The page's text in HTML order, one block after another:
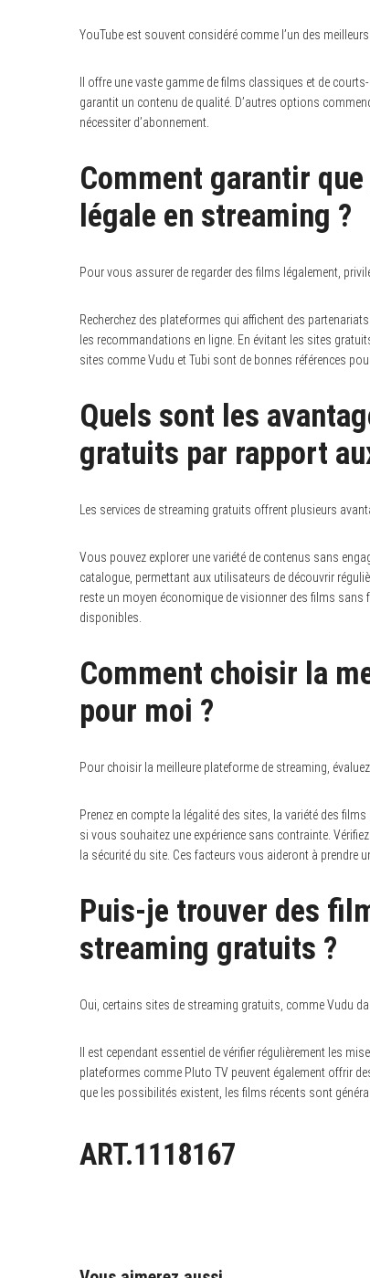
YouTube est souvent considéré comme l’un des
Il offre une vaste gamme de films classiques et de
garantit un contenu de qualité. D’autres options
nécessiter d’abonnement.
Comment garantir
légale en streaming ?
Pour vous assurer de regarder des films légalement,
Recherchez des plateformes qui affichent des
les recommandations en ligne. En évitant les sites
sites comme Vudu et Tubi sont de bonnes références
Quels sont les
gratuits par rapport
Les services de streaming gratuits offrent plusieurs
Vous pouvez explorer une variété de contenus sans
catalogue, permettant aux utilisateurs de découvrir
reste un moyen économique de visionner des films
disponibles.
Comment choisir la
pour moi ?
Pour choisir la meilleure plateforme de streaming,
Prenez en compte la légalité des sites, la variété des
si vous souhaitez une expérience sans contrainte.
la sécurité du site. Ces facteurs vous aideront à prendre
Puis-je trouver des
streaming gratuits ?
Oui, certains sites de streaming gratuits, comme Vudu
Il est cependant essentiel de vérifier régulièrement les
plateformes comme Pluto TV peuvent également offrir
que les possibilités existent, les films récents sont
ART.1118167